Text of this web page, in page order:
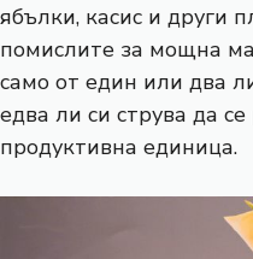
ябълки, касис и други
помислите за мощна
само от един или два
едва ли си струва да
продуктивна единица.